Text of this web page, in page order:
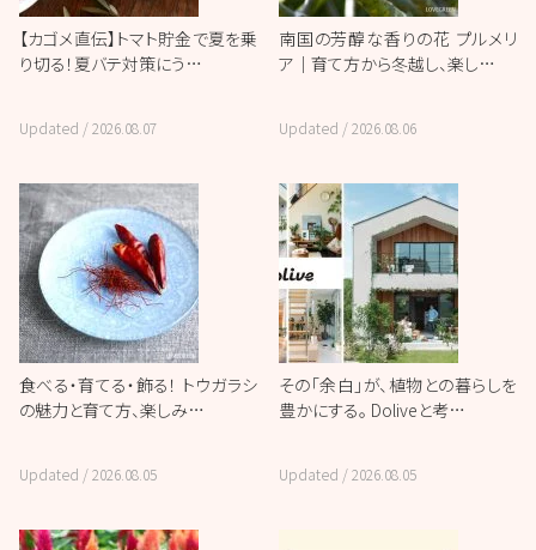
【カゴメ直伝】トマト貯金で夏を乗
り切る！夏バテ対策にう…
Updated /2026.08.07
南国の芳醇な香りの花 プルメリ
ア｜育て方から冬越し、楽し…
Updated /2026.08.06
食べる・育てる・飾る！ トウガラシ
の魅力と育て方、楽しみ…
Updated /2026.08.05
その「余白」が、植物との暮らしを
豊かにする。 Doliveと考…
Updated /2026.08.05